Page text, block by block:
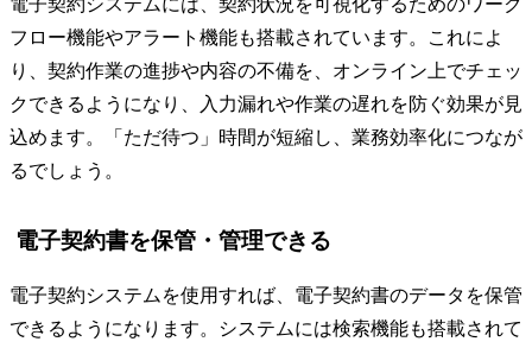
電子契約システムには、契約状況を可視化するためのワーク
フロー機能やアラート機能も搭載されています。これによ
り、契約作業の進捗や内容の不備を、オンライン上でチェッ
クできるようになり、入力漏れや作業の遅れを防ぐ効果が見
込めます。「ただ待つ」時間が短縮し、業務効率化につなが
るでしょう。
電子契約書を保管・管理できる
電子契約システムを使用すれば、電子契約書のデータを保管
できるようになります。システムには検索機能も搭載されて